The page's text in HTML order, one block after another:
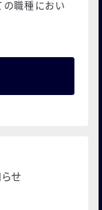
の職種におい
せ